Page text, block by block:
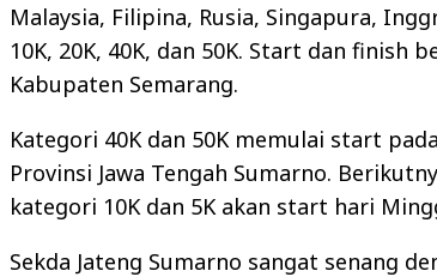
Malaysia, Filipina, Rusia, Singapura,
10K, 20K, 40K, dan 50K. Start dan finish
Kabupaten Semarang.
Kategori 40K dan 50K memulai start
Provinsi Jawa Tengah Sumarno.
kategori 10K dan 5K akan start hari
Sekda Jateng Sumarno sangat senang